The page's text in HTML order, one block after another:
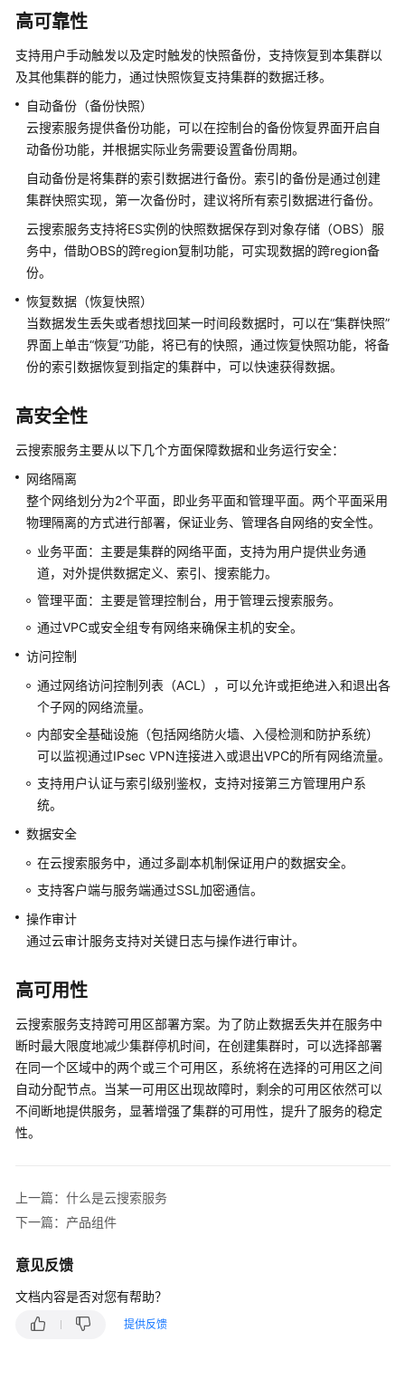
门
用
户
指
南
最
佳
实
践
API
考
SDK
参
见
问
题
障
排
除
视
频
帮
助
产
品
术
语
更
多
档
用
指
南
（阿
布
扎
比
域）
考
（阿
扎
区
域）
高可靠性
支持用户手动触发以及定时触发的快照备份，支持恢复到本集群以
及其他集群的能力，通过快照恢复支持集群的数据迁移。
自动备份（备份快照）
云搜索服务提供备份功能，可以在控制台的备份恢复界面开启自
动备份功能，并根据实际业务需要设置备份周期。
自动备份是将集群的索引数据进行备份。索引的备份是通过创建
集群快照实现，第一次备份时，建议将所有索引数据进行备份。
云搜索服务支持将ES实例的快照数据保存到对象存储（OBS）服
务中，借助OBS的跨region复制功能，可实现数据的跨region备
份。
恢复数据（恢复快照）
当数据发生丢失或者想找回某一时间段数据时，可以在“集群快照”
界面上单击“恢复”功能，将已有的快照，通过恢复快照功能，将备
份的索引数据恢复到指定的集群中，可以快速获得数据。
高安全性
云搜索服务主要从以下几个方面保障数据和业务运行安全：
网络隔离
整个网络划分为2个平面，即业务平面和管理平面。两个平面采用
物理隔离的方式进行部署，保证业务、管理各自网络的安全性。
业务平面：主要是集群的网络平面，支持为用户提供业务通
道，对外提供数据定义、索引、搜索能力。
管理平面：主要是管理控制台，用于管理云搜索服务。
通过VPC或安全组专有网络来确保主机的安全。
访问控制
通过网络访问控制列表（ACL），可以允许或拒绝进入和退出各
个子网的网络流量。
内部安全基础设施（包括网络防火墙、入侵检测和防护系统）
可以监视通过IPsec VPN连接进入或退出VPC的所有网络流量。
支持用户认证与索引级别鉴权，支持对接第三方管理用户系
统。
数据安全
在云搜索服务中，通过多副本机制保证用户的数据安全。
支持客户端与服务端通过SSL加密通信。
操作审计
通过云审计服务支持对关键日志与操作进行审计。
高可用性
云搜索服务支持跨可用区部署方案。为了防止数据丢失并在服务中
断时最大限度地减少集群停机时间，在创建集群时，可以选择部署
在同一个区域中的两个或三个可用区，系统将在选择的可用区之间
自动分配节点。当某一可用区出现故障时，剩余的可用区依然可以
不间断地提供服务，显著增强了集群的可用性，提升了服务的稳定
性。
上一篇：什么是云搜索服务
下一篇：产品组件
意见反馈
文档内容是否对您有帮助？
提供反馈